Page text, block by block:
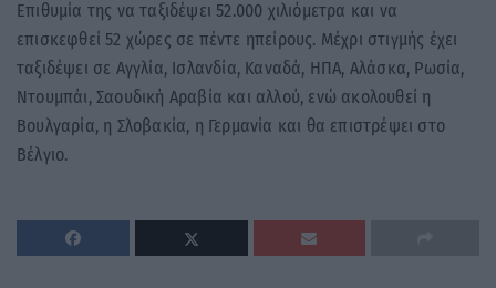
Επιθυμία της να ταξιδέψει 52.000 χιλιόμετρα και να
επισκεφθεί 52 χώρες σε πέντε ηπείρους. Μέχρι στιγμής έχει
ταξιδέψει σε Αγγλία, Ισλανδία, Καναδά, ΗΠΑ, Αλάσκα, Ρωσία,
Ντουμπάι, Σαουδική Αραβία και αλλού, ενώ ακολουθεί η
Βουλγαρία, η Σλοβακία, η Γερμανία και θα επιστρέψει στο
Βέλγιο.